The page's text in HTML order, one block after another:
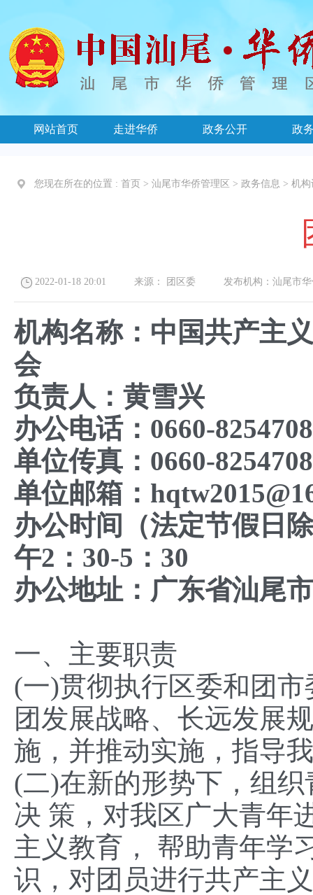
网站首页 走进华侨 政务公开 政
您现在所在的位置 : 首页 > 汕尾市华侨管理区 > 政务信息 > 机构
2022-01-18 20:01 来源： 团区委 发布机构： 汕尾市
机构名称：中国共产主
会
负责人：黄雪兴
办公电话：0660-8254708
单位传真：0660-8254708
单位邮箱：
办公时间
（法定节假日
午2：30-5：30
办公地址：广东省汕尾
一、主要职责
(一)贯彻执行区委和团
团发展战略、长远发展
施，并推动实施，指导
(二)在新的形势下，组
决 策，对我区广大青年
主义教育， 帮助青年学
识，对团员进行共产主